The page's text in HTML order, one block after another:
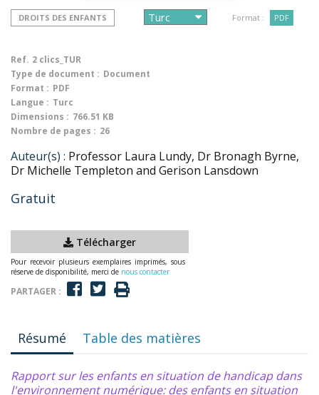
DROITS DES ENFANTS Format : PDF
Ref. 2 clics_TUR
Type de document : Document
Format : PDF
Langue : Turc
Dimensions : 766.51 KB
Nombre de pages : 26
Auteur(s) : Professor Laura Lundy, Dr Bronagh Byrne,
Dr Michelle Templeton and Gerison Lansdown
Gratuit
Télécharger
Pour recevoir plusieurs exemplaires imprimés, sous
réserve de disponibilité, merci de nous contacter
PARTAGER :
Résumé Table des matières
Rapport sur les enfants en situation de handicap dans
l'environnement numérique: des enfants en situation